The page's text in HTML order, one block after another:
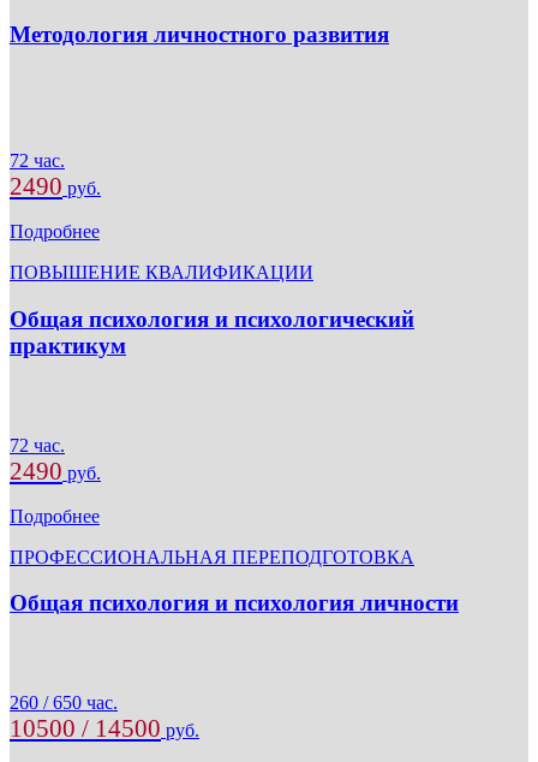
Методология личностного развития
72 час.
2490 руб.
Подробнее
ПОВЫШЕНИЕ КВАЛИФИКАЦИИ
Общая психология и психологический
практикум
72 час.
2490 руб.
Подробнее
ПРОФЕССИОНАЛЬНАЯ ПЕРЕПОДГОТОВКА
Общая психология и психология личности
260 / 650 час.
10500 / 14500 руб.